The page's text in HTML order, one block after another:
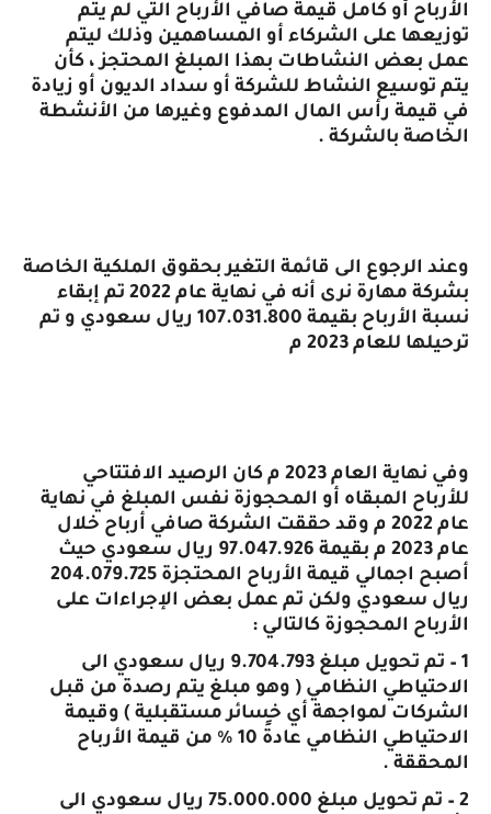
الأرباح أو كامل قيمة صافي الأرباح التي لم يتم
توزيعها على الشركاء أو المساهمين وذلك ليتم
عمل بعض النشاطات بهذا المبلغ المحتجز ، كأن
يتم توسيع النشاط للشركة أو سداد الديون أو زيادة
في قيمة رأس المال المدفوع وغيرها من الأنشطة
الخاصة بالشركة .
وعند الرجوع الى قائمة التغير بحقوق الملكية الخاصة
بشركة مهارة نرى أنه في نهاية عام 2022 تم إبقاء
نسبة الأرباح بقيمة 107.031.800 ريال سعودي و تم
ترحيلها للعام 2023 م
وفي نهاية العام 2023 م كان الرصيد الافتتاحي
للأرباح المبقاه أو المحجوزة نفس المبلغ في نهاية
عام 2022 م وقد حققت الشركة صافي أرباح خلال
عام 2023 م بقيمة 97.047.926 ريال سعودي حيث
أصبح اجمالي قيمة الأرباح المحتجزة 204.079.725
ريال سعودي ولكن تم عمل بعض الإجراءات على
الأرباح المحجوزة كالتالي :
1 – تم تحويل مبلغ 9.704.793 ريال سعودي الى
الاحتياطي النظامي ( وهو مبلغ يتم رصدة من قبل
الشركات لمواجهة أي خسائر مستقبلية ) وقيمة
الاحتياطي النظامي عادةً 10 % من قيمة الأرباح
المحققة .
2 – تم تحويل مبلغ 75.000.000 ريال سعودي الى